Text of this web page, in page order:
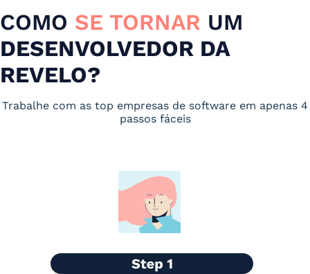
COMO SE TORNAR UM
DESENVOLVEDOR DA
REVELO?
Trabalhe com as top empresas de software em apenas 4
passos fáceis